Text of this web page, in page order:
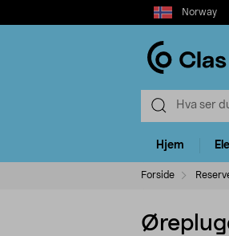
Select
market
Norway
Hjem
Forside